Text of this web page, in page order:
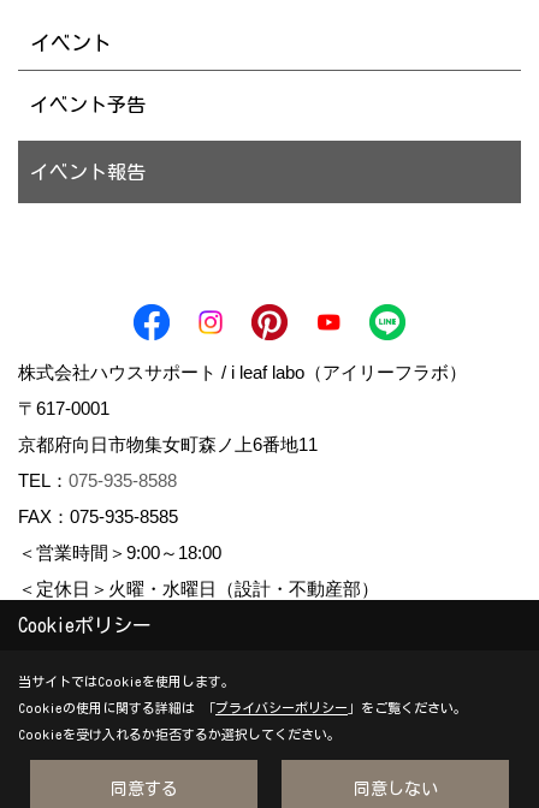
イベント
イベント予告
イベント報告
株式会社ハウスサポート / i leaf labo（アイリーフラボ）
〒617-0001
京都府向日市物集女町森ノ上6番地11
TEL： 075-935-8588
FAX：075-935-8585
＜営業時間＞9:00～18:00
＜定休日＞火曜・水曜日（設計・不動産部）
Copyright (c) housesupport. All Rights Reserved.
Produced byゴデスクリエイト
Cookieポリシー
当サイトではCookieを使用します。
Cookieの使用に関する詳細は 「プライバシーポリシー 」をご覧ください。
Cookieを受け入れるか拒否するか選択してください。
同意する 同意しない